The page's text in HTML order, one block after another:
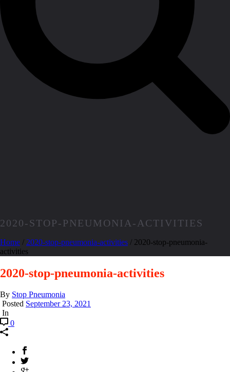
2020-STOP-PNEUMONIA-ACTIVITIES
Home / 2020-stop-pneumonia-activities / 2020-stop-pneumonia-
activities
2020-stop-pneumonia-activities
By Stop Pneumonia
Posted September 23, 2021
In
0